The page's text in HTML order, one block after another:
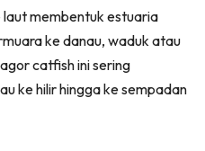
laut membentuk estuaria
ke danau, waduk atau
catfish ini sering
ke hilir hingga ke sempadan